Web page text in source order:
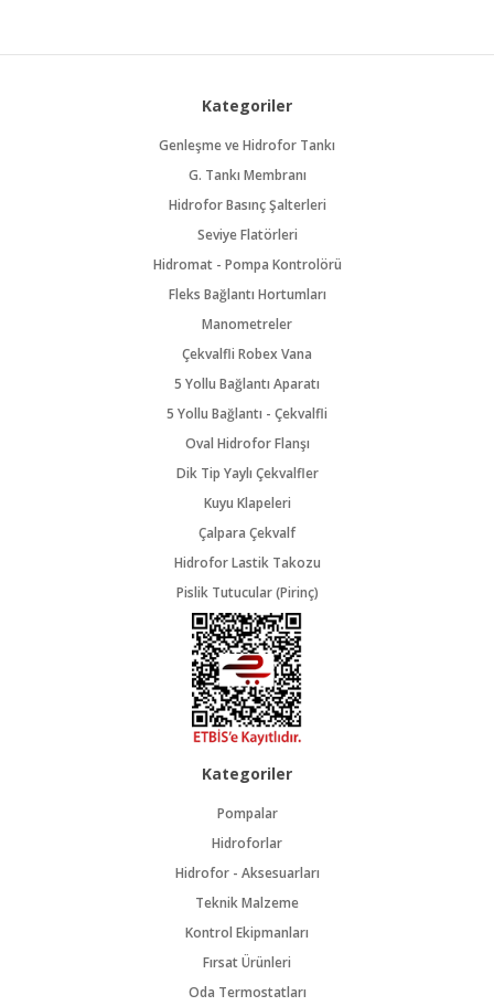
Kategoriler
Genleşme ve Hidrofor Tankı
G. Tankı Membranı
Hidrofor Basınç Şalterleri
Seviye Flatörleri
Hidromat - Pompa Kontrolörü
Fleks Bağlantı Hortumları
Manometreler
Çekvalfli Robex Vana
5 Yollu Bağlantı Aparatı
5 Yollu Bağlantı - Çekvalfli
Oval Hidrofor Flanşı
Dik Tip Yaylı Çekvalfler
Kuyu Klapeleri
Çalpara Çekvalf
Hidrofor Lastik Takozu
Pislik Tutucular (Pirinç)
Kategoriler
Pompalar
Hidroforlar
Hidrofor - Aksesuarları
Teknik Malzeme
Kontrol Ekipmanları
Fırsat Ürünleri
Oda Termostatları